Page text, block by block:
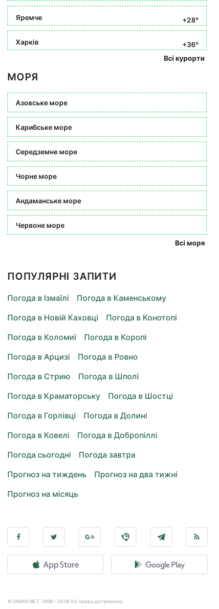
Яремче +28°
Харків
+36°
Всі курорти
МОРЯ
Азовське море
Карибське море
Середземне море
Чорне море
Андаманське море
Червоне море
Всі моря
ПОПУЛЯРНІ ЗАПИТИ
Погода в Ізмаїлі
Погода в Каменському
Погода в Новій Каховці
Погода в Конотопі
Погода в Коломиї
Погода в Коропі
Погода в Арцизі
Погода в Ровно
Погода в Стрию
Погода в Шполі
Погода в Краматорську
Погода в Шостці
Погода в Горлівці
Погода в Долині
Погода в Ковелі
Погода в Добропіллі
Погода сьогодні
Погода завтра
Прогноз на тиждень
Прогноз на два тижні
Прогноз на місяць
© UNIAN.NET, 1998 - 2026 Усі права дотримано.